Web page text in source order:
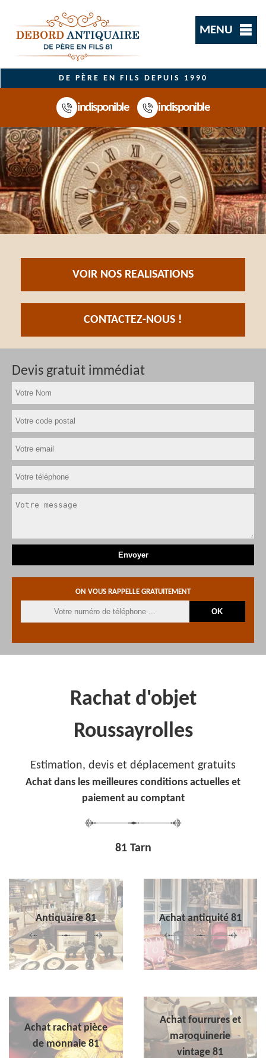
MENU
DE PÈRE EN FILS DEPUIS 1990
indisponible indisponible
VOIR NOS REALISATIONS
CONTACTEZ-NOUS !
Devis gratuit immédiat
ON VOUS RAPPELLE GRATUITEMENT
Rachat d'objet
Roussayrolles
Estimation, devis et déplacement gratuits
Achat dans les meilleures conditions actuelles et
paiement au comptant
81 Tarn
Antiquaire 81 Achat antiquité 81
Achat rachat pièce
de monnaie 81
Achat fourrures et
maroquinerie
vintage 81